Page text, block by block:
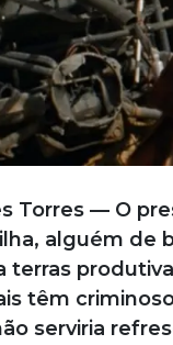
Torres — O
alguém de
terras
têm
serviria